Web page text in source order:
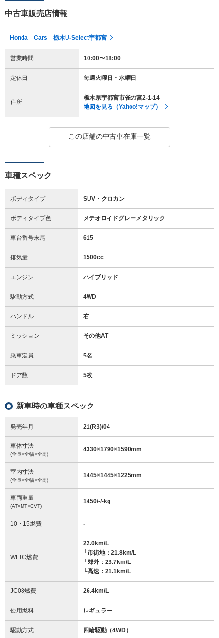
中古車販売店情報
Honda Cars 栃木U-Select宇都宮
営業時間 10:00〜18:00
定休日 毎週火曜日・水曜日
住所
栃木県宇都宮市雀の宮2-1-14
地図を見る（Yahoo!マップ）
この店舗の中古車在庫一覧
車種スペック
ボディタイプ SUV・クロカン
ボディタイプ色 メテオロイドグレーメタリック
車台番号末尾 615
排気量 1500cc
エンジン ハイブリッド
駆動方式 4WD
ハンドル 右
ミッション その他AT
乗車定員 5名
ドア数 5枚
新車時の車種スペック
発売年月 21(R3)/04
車体寸法
(全長×全幅×全高)
4330×1790×1590mm
室内寸法
(全長×全幅×全高)
1445×1445×1225mm
車両重量
(AT×MT×CVT)
1450/-/-kg
10・15燃費 -
WLTC燃費
22.0km/L
└市街地：21.8km/L
└郊外：23.7km/L
└高速：21.1km/L
JC08燃費 26.4km/L
使用燃料 レギュラー
駆動方式 四輪駆動（4WD）